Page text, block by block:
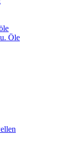
Öle